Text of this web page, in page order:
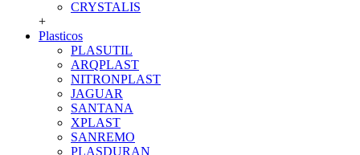
CRYSTALIS
+
Plasticos
PLASUTIL
ARQPLAST
NITRONPLAST
JAGUAR
SANTANA
XPLAST
SANREMO
PLASDURAN